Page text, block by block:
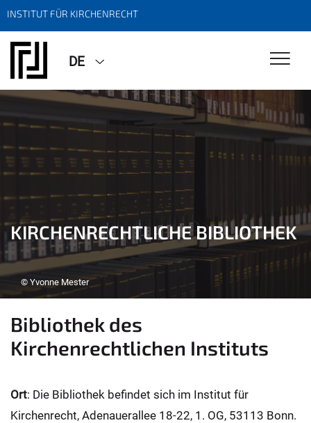
INSTITUT FÜR KIRCHENRECHT
DE
KIRCHENRECHTLICHE BIBLIOTHEK
© Yvonne Mester
Bibliothek des
Kirchenrechtlichen Instituts
Ort: Die Bibliothek befindet sich im Institut für
Kirchenrecht, Adenauerallee 18-22, 1. OG, 53113 Bonn.